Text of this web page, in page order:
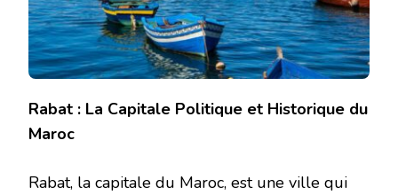
Rabat : La Capitale Politique et Historique du
Maroc
Rabat, la capitale du Maroc, est une ville qui